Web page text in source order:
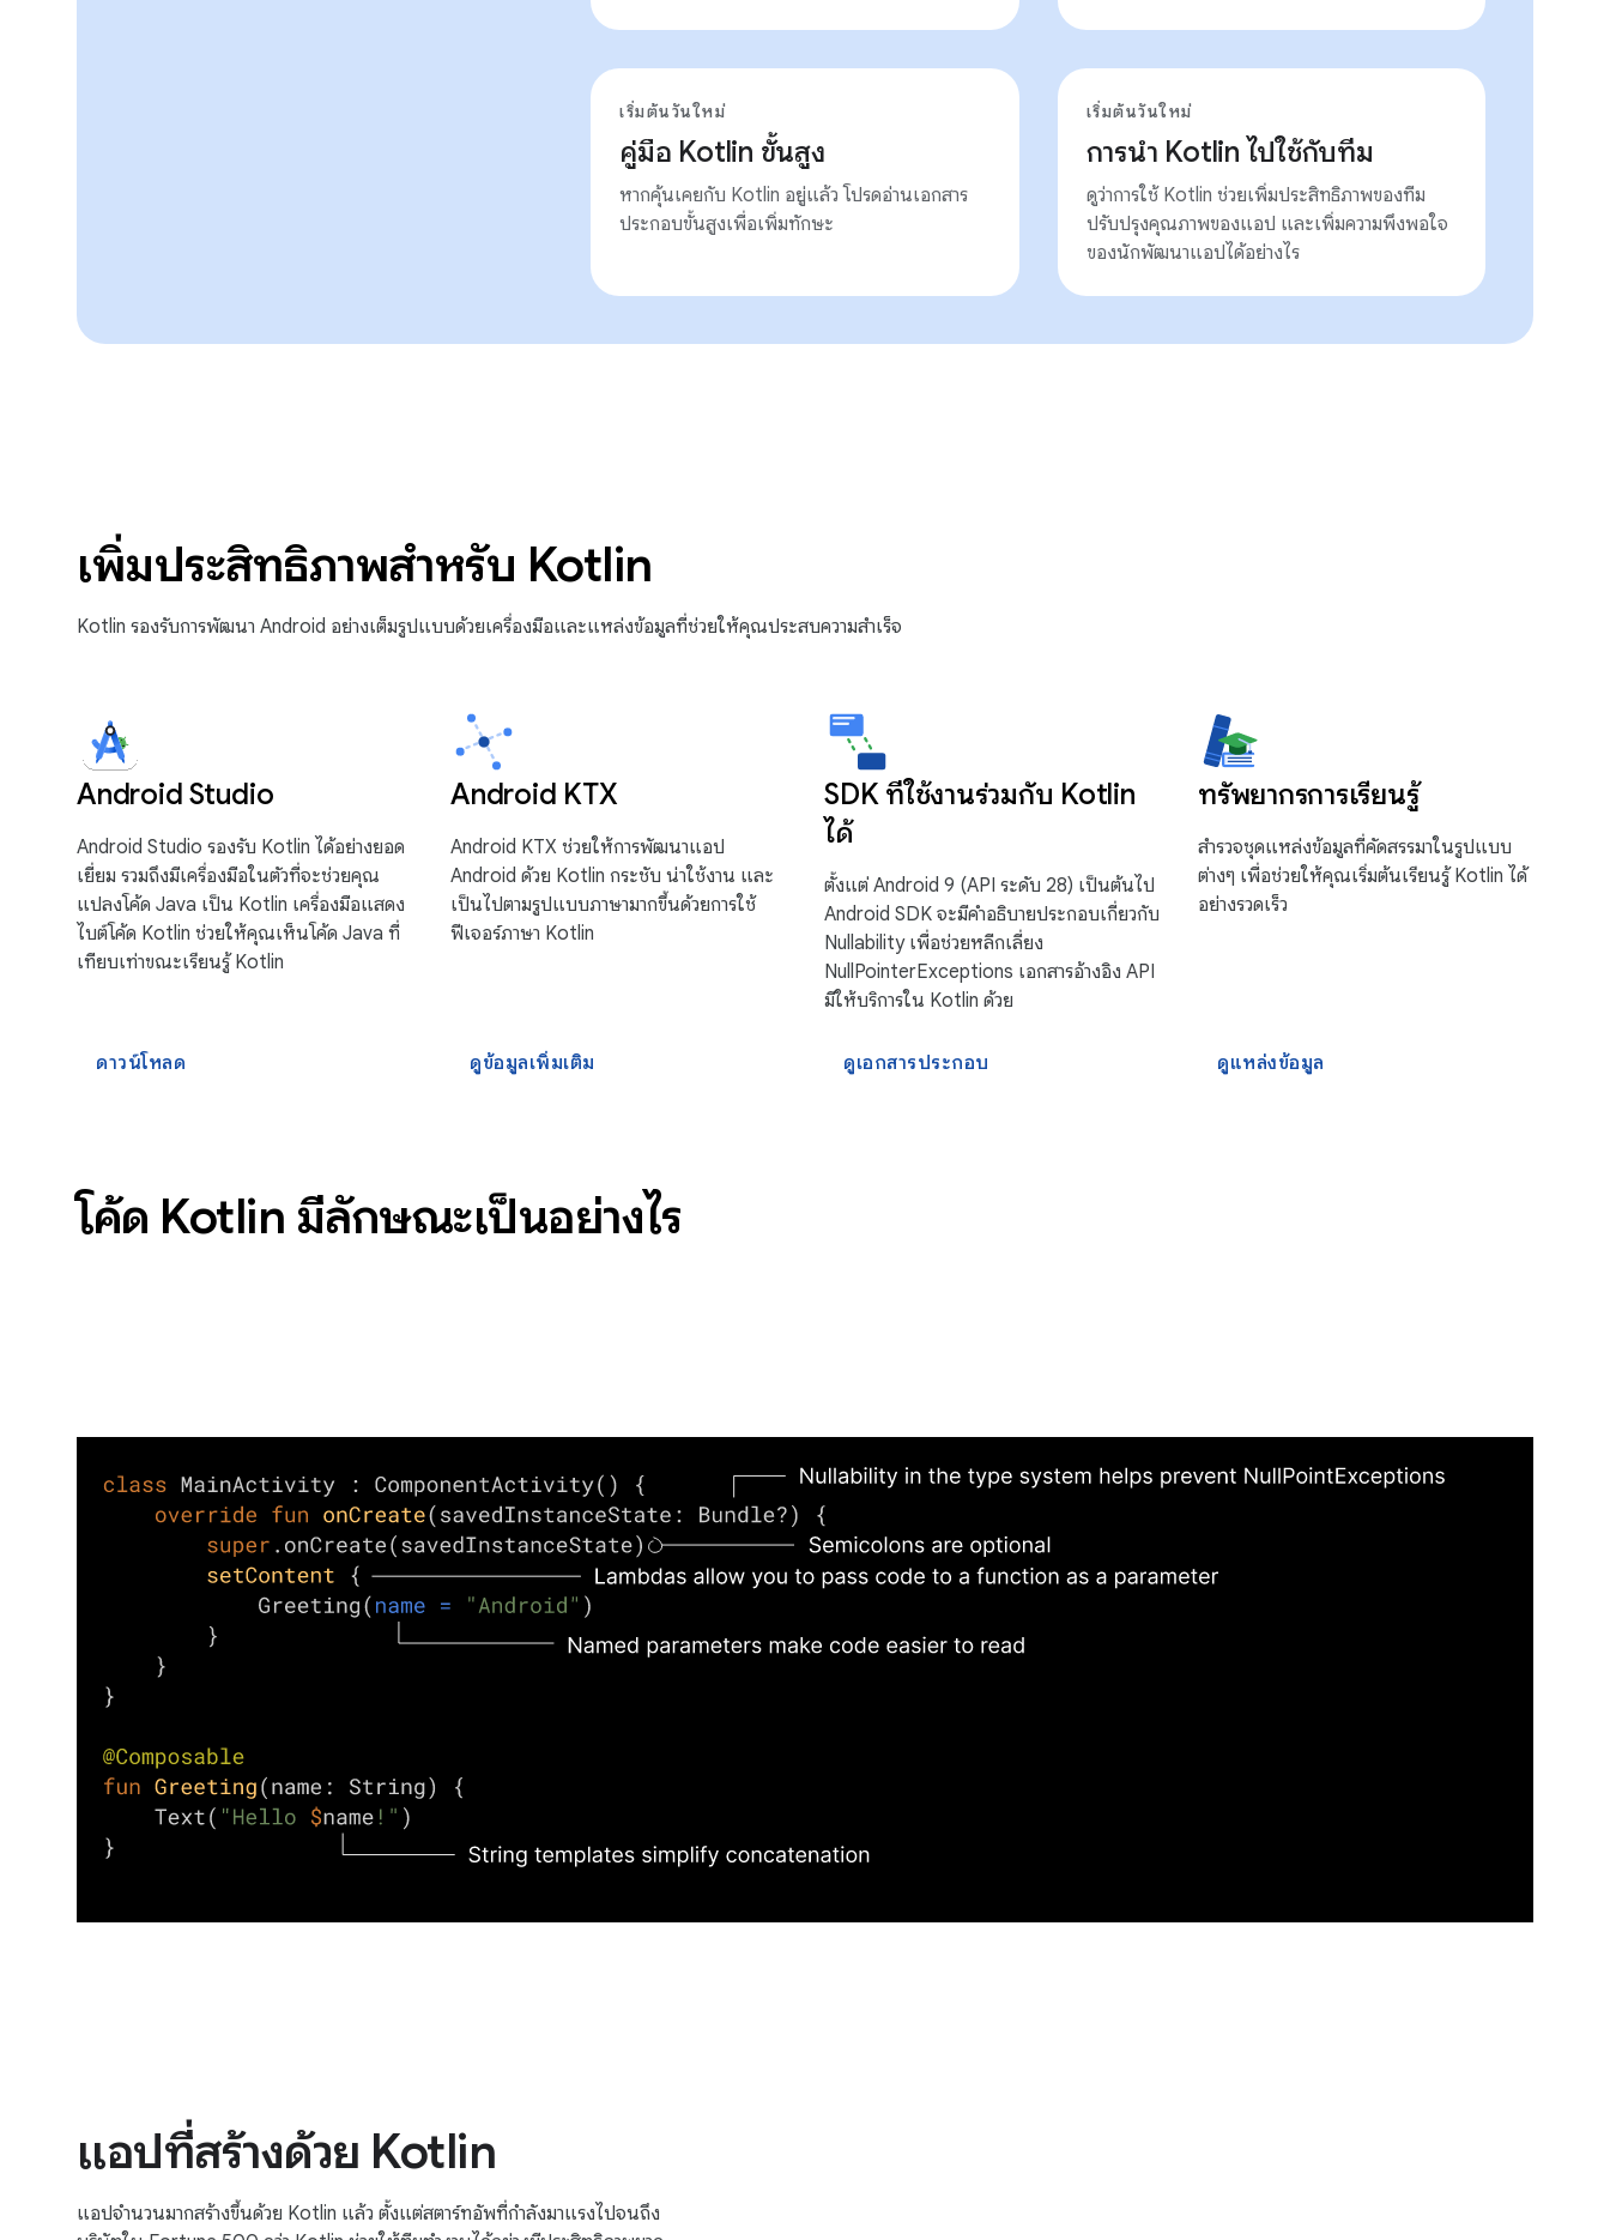
เริ่มต้นวันใหม่
คู่มือ Kotlin ขั้นสูง
หากคุ้นเคยกับ Kotlin อยู่แล้ว โปรดอ่านเอกสาร
ประกอบขั้นสูงเพื่อเพิ่มทักษะ
เริ่มต้นวันใหม่
การนำ Kotlin ไปใช้กับทีม
ดูว่าการใช้ Kotlin ช่วยเพิ่มประสิทธิภาพของทีม
ปรับปรุงคุณภาพของแอป และเพิ่มความพึงพอใจ
ของนักพัฒนาแอปได้อย่างไร
เพิ่มประสิทธิภาพสำหรับ Kotlin
Kotlin รองรับการพัฒนา Android อย่างเต็มรูปแบบด้วยเครื่องมือและแหล่งข้อมูลที่ช่วยให้คุณประสบความสำเร็จ
Android Studio
Android Studio รองรับ Kotlin ได้อย่างยอด
เยี่ยม รวมถึงมีเครื่องมือในตัวที่จะช่วยคุณ
แปลงโค้ด Java เป็น Kotlin เครื่องมือแสดง
ไบต์โค้ด Kotlin ช่วยให้คุณเห็นโค้ด Java ที่
เทียบเท่าขณะเรียนรู้ Kotlin
ดาวน์โหลด
Android KTX
Android KTX ช่วยให้การพัฒนาแอป
Android ด้วย Kotlin กระชับ น่าใช้งาน และ
เป็นไปตามรูปแบบภาษามากขึ้นด้วยการใช้
ฟีเจอร์ภาษา Kotlin
ดูข้อมูลเพิ่มเติม
SDK ที่ใช้งานร่วมกับ Kotlin
ได้
ตั้งแต่ Android 9 (API ระดับ 28) เป็นต้นไป
Android SDK จะมีคำอธิบายประกอบเกี่ยวกับ
Nullability เพื่อช่วยหลีกเลี่ยง
NullPointerExceptions เอกสารอ้างอิง API
มีให้บริการใน Kotlin ด้วย
ดูเอกสารประกอบ
ทรัพยากรการเรียนรู้
สำรวจชุดแหล่งข้อมูลที่คัดสรรมาในรูปแบบ
ต่างๆ เพื่อช่วยให้คุณเริ่มต้นเรียนรู้ Kotlin ได้
อย่างรวดเร็ว
ดูแหล่งข้อมูล
โค้ด Kotlin มีลักษณะเป็นอย่างไร
แอปที่สร้างด้วย Kotlin
แอปจำนวนมากสร้างขึ้นด้วย Kotlin แล้ว ตั้งแต่สตาร์ทอัพที่กำลังมาแรงไปจนถึง